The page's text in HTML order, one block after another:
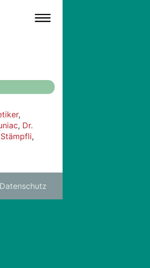
,
, Dr.
,
Datenschutz